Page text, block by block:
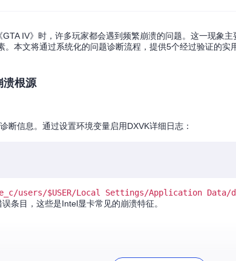
IV》时，许多玩家都会遇到频繁崩溃的问题。这一现象
。本文将通过系统化的问题诊断流程，提供5个经过验证的
溃根源
断信息。通过设置环境变量启用DXVK详细日志：
users/$USER/Local Settings/Application Data/
条目，这些是Intel显卡常见的崩溃特征。